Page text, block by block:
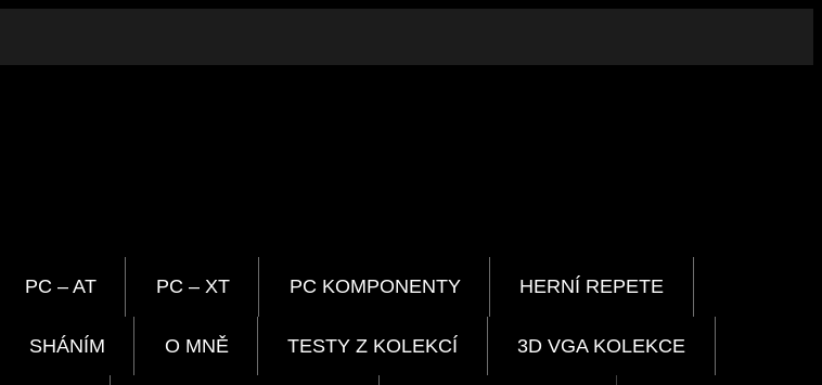
PC – AT PC – XT PC KOMPONENTY HERNÍ REPETE
SHÁNÍM O MNĚ TESTY Z KOLEKCÍ 3D VGA KOLEKCE